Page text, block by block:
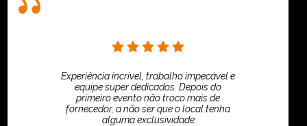
Experiência incrível, trabalho impecável e
equipe super dedicados. Depois do
primeiro evento não troco mais de
fornecedor, a não ser que o local tenha
alguma exclusividade